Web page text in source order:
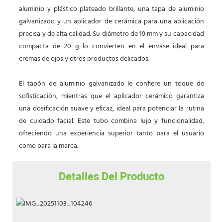
aluminio y plástico plateado brillante, una tapa de aluminio
galvanizado y un aplicador de cerámica para una aplicación
precisa y de alta calidad. Su diámetro de 19 mm y su capacidad
compacta de 20 g lo convierten en el envase ideal para
cremas de ojos y otros productos delicados.
El tapón de aluminio galvanizado le confiere un toque de
sofisticación, mientras que el aplicador cerámico garantiza
una dosificación suave y eficaz, ideal para potenciar la rutina
de cuidado facial. Este tubo combina lujo y funcionalidad,
ofreciendo una experiencia superior tanto para el usuario
como para la marca.
Detalles Del Producto